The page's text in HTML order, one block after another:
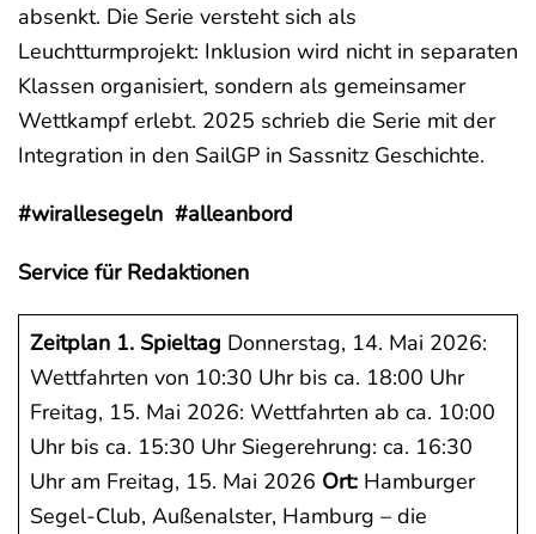
absenkt. Die Serie versteht sich als
Leuchtturmprojekt: Inklusion wird nicht in separaten
Klassen organisiert, sondern als gemeinsamer
Wettkampf erlebt. 2025 schrieb die Serie mit der
Integration in den SailGP in Sassnitz Geschichte.
#wirallesegeln #alleanbord
Service für Redaktionen
Zeitplan 1. Spieltag Donnerstag, 14. Mai 2026:
Wettfahrten von 10:30 Uhr bis ca. 18:00 Uhr
Freitag, 15. Mai 2026: Wettfahrten ab ca. 10:00
Uhr bis ca. 15:30 Uhr Siegerehrung: ca. 16:30
Uhr am Freitag, 15. Mai 2026 Ort: Hamburger
Segel-Club, Außenalster, Hamburg – die